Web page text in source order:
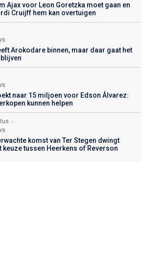
Ajax voor Leon Goretzka moet gaan en
Cruijff hem kan overtuigen
Arokodare binnen, maar daar gaat het
naar 15 miljoen voor Edson Álvarez:
kunnen helpen
komst van Ter Stegen dwingt
keuze tussen Heerkens of Reverson